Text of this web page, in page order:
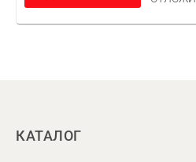
КАТАЛОГ